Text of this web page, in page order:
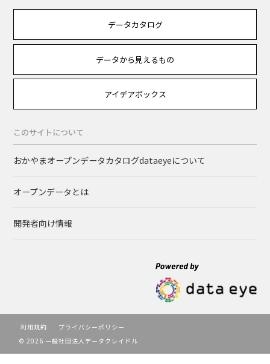
データカタログ
データから見えるもの
アイデアボックス
このサイトについて
おかやまオープンデータカタログdataeyeについて
オープンデータとは
開発者向け情報
利用規約
プライバシーポリシー
© 2026 一般社団法人データクレイドル